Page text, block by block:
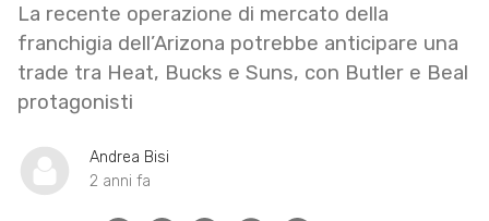
La recente operazione di mercato della
franchigia dell’Arizona potrebbe anticipare una
trade tra Heat, Bucks e Suns, con Butler e Beal
protagonisti
Andrea Bisi
2 anni fa